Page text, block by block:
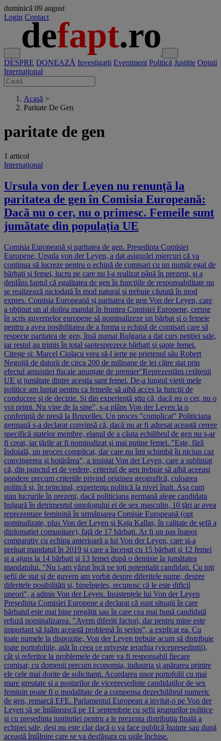
duminică 09 august
Login Contact
DESPRE DONEAZĂ Investigații Eveniment Politică Justiție Opinii
Internațional
Acasă >
Paritate De Gen
paritate de gen
1 articol
Internațional
Ursula von der Leyen nu renunță la
paritatea de gen în Comisia Europeană:
Dacă nu o cer, nu o primesc. Femeile sunt
jumătate din populația UE
Comisia Europeană și paritatea de gen. Preşedinta Comisiei
Europene, Ursula von der Leyen, a dat asigurări miercuri că va
continua să lucreze pentru o echipă de comisari cu un număr egal de
bărbaţi şi femei, lucru pe care nu l-a realizat până în prezent, şi a
deplâns faptul că egalitatea de gen în funcţiile de responsabilitate nu
se realizează niciodată în mod natural şi trebuie căutată în mod
expres. Comisia Europeană și paritatea de gen Von der Leyen, care
a obţinut un al doilea mandat în fruntea Comisiei Europene, ceruse
în scris guvernelor europene să nominalizeze un bărbat şi o femeie
pentru a avea posibilitatea de a forma o echipă de comisari care să
respecte paritatea de gen, însă numai Bulgaria a dat curs petiţiei sale,
iar restul au trimis în total şaptesprezece bărbaţi şi şapte femei.
Citește și: Marcel Ciolacu vrea să-l ierte pe prietenul său Robert
Negoiță de datorii de circa 200 de milioane de lei către stat prin
efectul amnistiei fiscale anunțate de premier"Reprezentăm cetăţenii
UE şi jumătate dintre aceştia sunt femei. De-a lungul vieţii mele
politice am luptat pentru ca femeile să aibă acces la funcţii de
conducere şi de decizie. Şi din experienţă ştiu că, dacă nu o cer, nu o
voi primi. Nu vine de la sine", s-a plâns Von der Leyen la o
conferinţă de presă la Bruxelles. Un proces "complicat" Politiciana
germană s-a declarat convinsă că, dacă nu ar fi adresat această cerere
specifică statelor membre, elanul de a căuta echilibrul de gen nu s-ar
fi creat, iar ţările ar fi nominalizat şi mai puţine femei. "Este, fără
îndoială, un proces complicat, dar care nu îmi schimbă în niciun caz
convingerea şi hotărârea", a insistat Von der Leyen, care a subliniat
că, din punctul ei de vedere, criteriul de gen trebuie să aibă aceeaşi
pondere precum criteriile privind originea geografică, culoarea
politică şi, în principal, experienţa politică la nivel înalt. Aşa cum
stau lucrurile în prezent, dacă politiciana germană alege candidata
bulgară în detrimentul omologului ei de sex masculin, 10 ţări ar avea
reprezentare feminină în următoarea Comisie Europeană (opt
nominalizate, plus Von der Leyen şi Kaja Kallas, în calitate de şefă a
diplomaţiei comunitare), faţă de 17 bărbaţi. Ar fi un pas înapoi
comparativ cu echipa anterioară a lui Von der Leyen, care şi-a
preluat mandatul în 2019 şi care a început cu 15 bărbaţi şi 12 femei
şi a ajuns la 14 bărbaţi şi 13 femei după o demisie la jumătatea
mandatului. "Nu i-am văzut încă pe toţi potenţialii candidaţi. Cu toţi
şefii de stat şi de guvern am vorbit despre diferitele nume, despre
diferitele posibilităţi şi, bineînţeles, recunosc că le este dificil
uneori", a admis Von der Leyen. Insistențele lui Von der Leyen
Preşedinta Comisiei Europene a declarat că sunt situaţii în care
bărbatul este mai bine pregătit sau în care cea mai bună candidată
refuză nominalizarea. "Avem diferiţi factori, dar pentru mine este
important să luăm această problemă în serios", a explicat ea. Cu
toate numele la dispoziţie, Von der Leyen trebuie acum să distribuie
toate portofoliile, atât în ceea ce priveşte ierarhia (vicepreşedinţii),
cât şi referitor la problemele de care va fi responsabil fiecare
comisar, cu domenii precum economia, industria şi apărarea printre
ele cele mai dorite de solicitanţi. Acordarea unor portofolii cu mai
mare greutate şi a posturilor de vicepreşedinte candidaţilor de sex
feminin poate fi o modalitate de a compensa dezechilibrul numeric
de gen, remarcă EFE. Parlamentul European a invitat-o pe Von der
Leyen să se întâlnească pe 11 septembrie cu şefii grupurilor politice
şi cu preşedinta instituţiei pentru a le prezenta distribuţia finală a
echipei sale, deşi nu este clar dacă o va face publică înainte sau după
această întâlnire care se va desfăşura cu uşile închise.